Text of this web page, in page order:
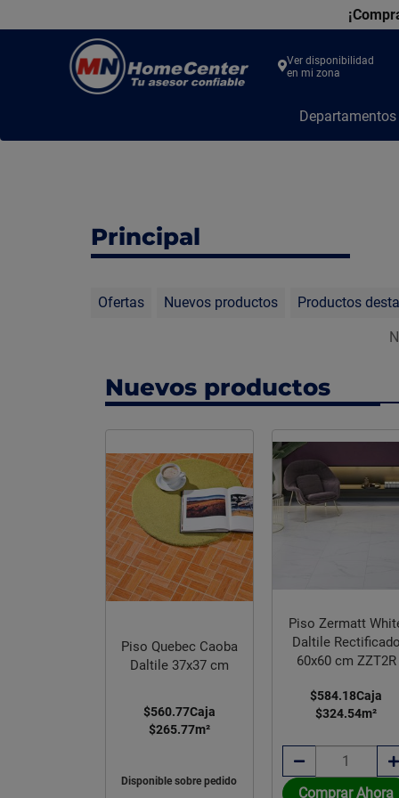
Center
Ver disponibilidad
en mi zona
Departamentos
Principal
Ofertas Nuevos productos Productos
Nuevos productos
Piso Quebec Caoba
Daltile 37x37 cm
$560.77Caja
$265.77m²
Disponible sobre pedido
Piso Zermatt
Daltile Rectificado
60x60 cm ZZT2R
$584.18Caja
$324.54m²
Comprar Ahora